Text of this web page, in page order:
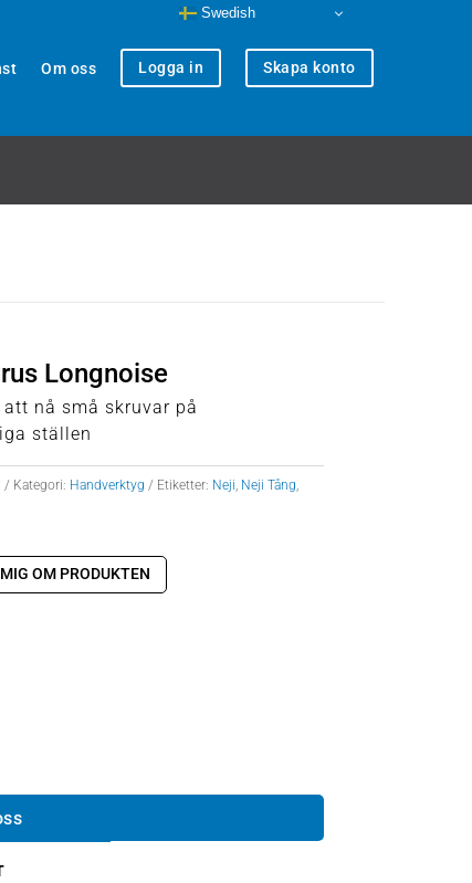
Om oss Logga in Skapa konto
Longnoise
att nå små skruvar på
ställen
Kategori: Handverktyg Etiketter: Neji, Neji Tång,
OM PRODUKTEN
Swedish